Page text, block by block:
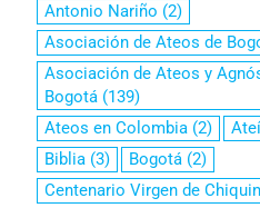
Antonio Nariño (2)
Asociación de Ateos de
Asociación de Ateos y
Bogotá(139)
Ateos en Colombia(2)
Biblia(3) Bogotá(2)
Centenario Virgen de